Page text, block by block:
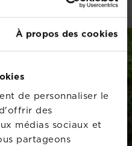
À propos des cookies
de personnaliser le
des
médias sociaux et
partageons